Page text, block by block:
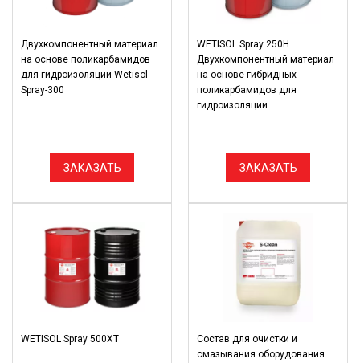
Двухкомпонентный материал
на основе поликарбамидов
для гидроизоляции Wetisol
Spray-300
ЗАКАЗАТЬ
WETISOL Spray 250H
Двухкомпонентный материал
на основе гибридных
поликарбамидов для
гидроизоляции
ЗАКАЗАТЬ
WETISOL Spray 500XT
Состав для очистки и
смазывания оборудования